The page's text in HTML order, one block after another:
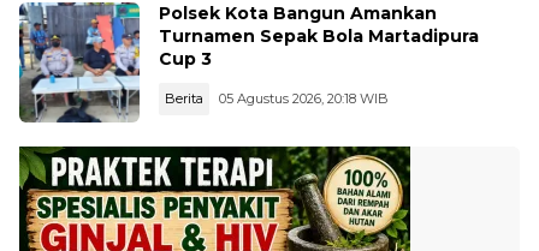
Polsek Kota Bangun Amankan
Turnamen Sepak Bola Martadipura
Cup 3
Berita 05 Agustus 2026, 20:18 WIB